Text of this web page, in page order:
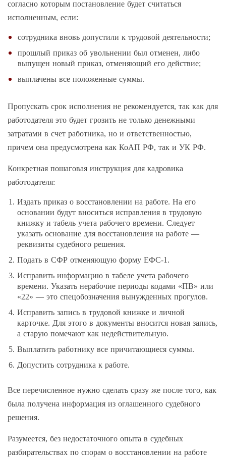
согласно которым постановление будет считаться
исполненным, если:
сотрудника вновь допустили к трудовой деятельности;
прошлый приказ об увольнении был отменен, либо
выпущен новый приказ, отменяющий его действие;
выплачены все положенные суммы.
Пропускать срок исполнения не рекомендуется, так как для
работодателя это будет грозить не только денежными
затратами в счет работника, но и ответственностью,
причем она предусмотрена как КоАП РФ, так и УК РФ.
Конкретная пошаговая инструкция для кадровика
работодателя:
Издать приказ о восстановлении на работе. На его
основании будут вноситься исправления в трудовую
книжку и табель учета рабочего времени. Следует
указать основание для восстановления на работе —
реквизиты судебного решения.
Подать в СФР отменяющую форму ЕФС-1.
Исправить информацию в табеле учета рабочего
времени. Указать нерабочие периоды кодами «ПВ» или
«22» — это спецобозначения вынужденных прогулов.
Исправить запись в трудовой книжке и личной
карточке. Для этого в документы вносится новая запись,
а старую помечают как недействительную.
Выплатить работнику все причитающиеся суммы.
Допустить сотрудника к работе.
Все перечисленное нужно сделать сразу же после того, как
была получена информация из оглашенного судебного
решения.
Разумеется, без недостаточного опыта в судебных
разбирательствах по спорам о восстановлении на работе